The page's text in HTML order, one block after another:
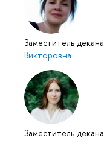
Заместитель декана
Викторовна
Заместитель декана